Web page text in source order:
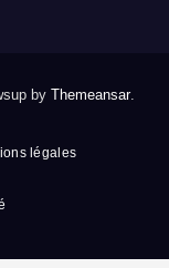
by Themeansar.
légales